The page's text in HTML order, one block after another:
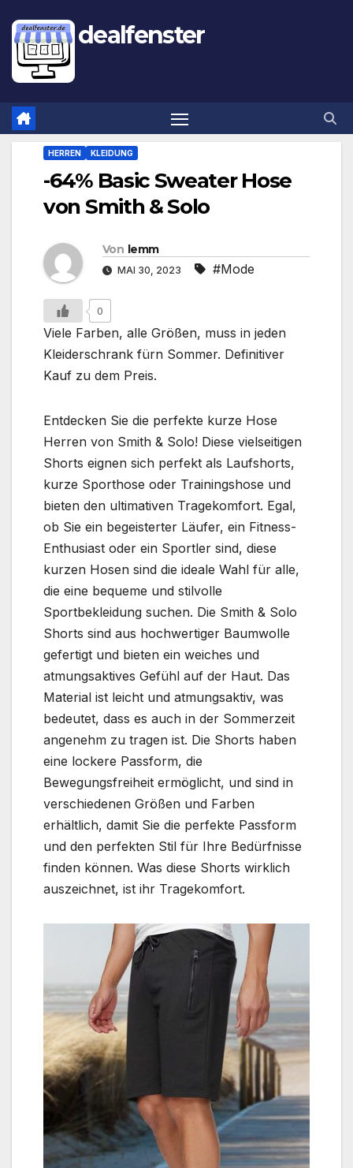
dealfenster
HERREN KLEIDUNG
-64% Basic Sweater Hose
von Smith & Solo
Von lemm
MAI 30, 2023 #Mode
0
Viele Farben, alle Größen, muss in jeden
Kleiderschrank fürn Sommer. Definitiver
Kauf zu dem Preis.
Entdecken Sie die perfekte kurze Hose
Herren von Smith & Solo! Diese vielseitigen
Shorts eignen sich perfekt als Laufshorts,
kurze Sporthose oder Trainingshose und
bieten den ultimativen Tragekomfort. Egal,
ob Sie ein begeisterter Läufer, ein Fitness-
Enthusiast oder ein Sportler sind, diese
kurzen Hosen sind die ideale Wahl für alle,
die eine bequeme und stilvolle
Sportbekleidung suchen. Die Smith & Solo
Shorts sind aus hochwertiger Baumwolle
gefertigt und bieten ein weiches und
atmungsaktives Gefühl auf der Haut. Das
Material ist leicht und atmungsaktiv, was
bedeutet, dass es auch in der Sommerzeit
angenehm zu tragen ist. Die Shorts haben
eine lockere Passform, die
Bewegungsfreiheit ermöglicht, und sind in
verschiedenen Größen und Farben
erhältlich, damit Sie die perfekte Passform
und den perfekten Stil für Ihre Bedürfnisse
finden können. Was diese Shorts wirklich
auszeichnet, ist ihr Tragekomfort.